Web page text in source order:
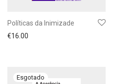
Políticas da Inimizade
€16.00